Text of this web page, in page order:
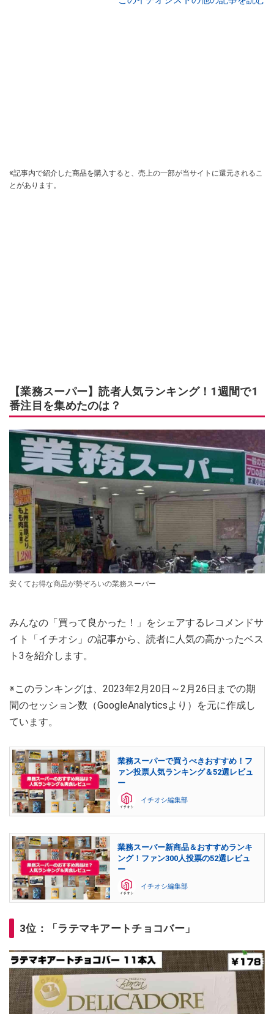
※記事内で紹介した商品を購入すると、売上の一部が当サイトに還元されるこ
とがあります。
【業務スーパー】読者人気ランキング！1週間で1
番注目を集めたのは？
安くてお得な商品が勢ぞろいの業務スーパー
みんなの「買って良かった！」をシェアするレコメンドサ
イト「イチオシ」の記事から、読者に人気の高かったベス
ト3を紹介します。
※このランキングは、2023年2月20日～2月26日までの期
間のセッション数（GoogleAnalyticsより）を元に作成し
ています。
業務スーパーで買うべきおすすめ！フ
ァン投票人気ランキング＆52選レビュ
ー
イチオシ編集部
業務スーパー新商品＆おすすめランキ
ング！ファン300人投票の52選レビュ
ー
イチオシ編集部
3位：「ラテマキアートチョコバー」